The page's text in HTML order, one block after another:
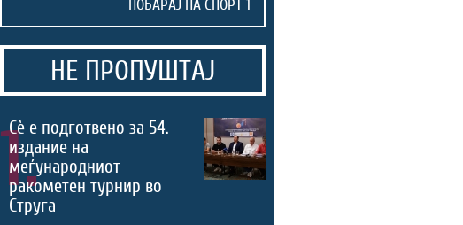
НЕ ПРОПУШТАЈ
1.
Сѐ е подготвено за 54.
издание на
меѓународниот
ракометен турнир во
Струга